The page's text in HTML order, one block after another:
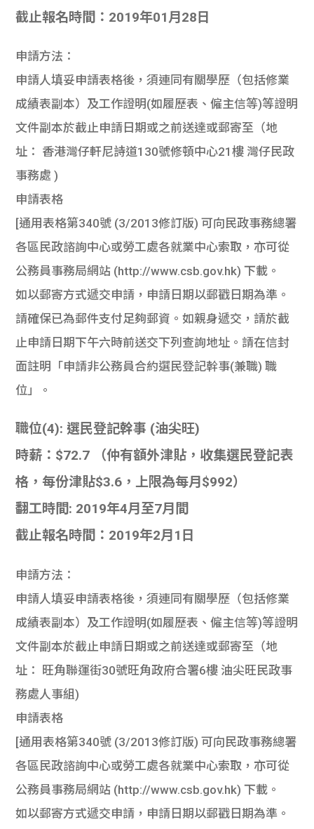
截止報名時間：2019年01月28日
申請方法：
申請人填妥申請表格後，須連同有關學歷（包括修業
成績表副本）及工作證明(如履歷表、僱主信等)等證明
文件副本於截止申請日期或之前送達或郵寄至（地
址： 香港灣仔軒尼詩道130號修頓中心21樓 灣仔民政
事務處 )
申請表格
[通用表格第340號 (3/2013修訂版) 可向民政事務總署
各區民政諮詢中心或勞工處各就業中心索取，亦可從
公務員事務局網站 (http://www.csb.gov.hk) 下載。
如以郵寄方式遞交申請，申請日期以郵戳日期為準。
請確保已為郵件支付足夠郵資。如親身遞交，請於截
止申請日期下午六時前送交下列查詢地址。請在信封
面註明「申請非公務員合約選民登記幹事(兼職) 職
位」。
職位(4): 選民登記幹事 (油尖旺)
時薪：$72.7 （仲有額外津貼，收集選民登記表
格，每份津貼$3.6，上限為每月$992）
翻工時間: 2019年4月至7月間
截止報名時間：2019年2月1日
申請方法：
申請人填妥申請表格後，須連同有關學歷（包括修業
成績表副本）及工作證明(如履歷表、僱主信等)等證明
文件副本於截止申請日期或之前送達或郵寄至（地
址： 旺角聯運街30號旺角政府合署6樓 油尖旺民政事
務處人事組)
申請表格
[通用表格第340號 (3/2013修訂版) 可向民政事務總署
各區民政諮詢中心或勞工處各就業中心索取，亦可從
公務員事務局網站 (http://www.csb.gov.hk) 下載。
如以郵寄方式遞交申請，申請日期以郵戳日期為準。